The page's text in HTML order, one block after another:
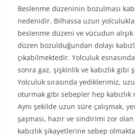
Beslenme düzeninin bozulması
nedenidir. Bilhassa uzun
beslenme düzeni ve vücudun
düzen bozulduğundan dolayı
çıkabilmektedir. Yolculuk
sonra gaz, şişkinlik ve kabızlık gibi
Yolculuk sırasında yediklerimiz,
oturmak gibi sebepler hep kabızlık
Aynı şekilde uzun süre çalışmak,
şaşması, hazır ve sindirimi zor
kabızlık şikayetlerine sebep